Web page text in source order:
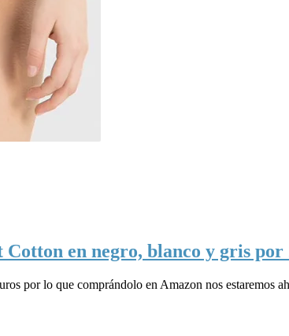
en negro, blanco y gris por
por lo que comprándolo en Amazon nos